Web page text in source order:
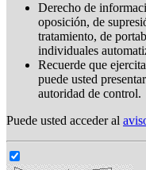
Derecho de
oposición, de
tratamiento, de
individuales
Recuerde que
puede usted
autoridad de control.
Puede usted acceder al